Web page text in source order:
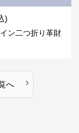
)
ン二つ折り革財
へ ›